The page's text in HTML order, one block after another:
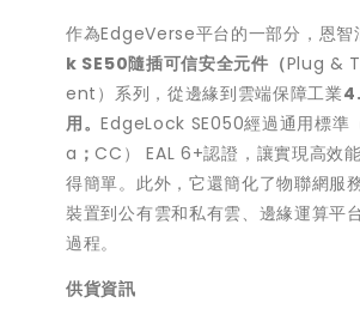
作為EdgeVerse平台的一部分，恩智
k SE50隨插可信安全元件（Plug &
ent）系列，從邊緣到雲端保障工業
用。EdgeLock SE050經過通用標
a ；CC） EAL 6+認證，讓實現高效
得簡單。此外，它還簡化了物聯網服
裝置到公有雲和私有雲、邊緣運算平
過程。
供貨資訊